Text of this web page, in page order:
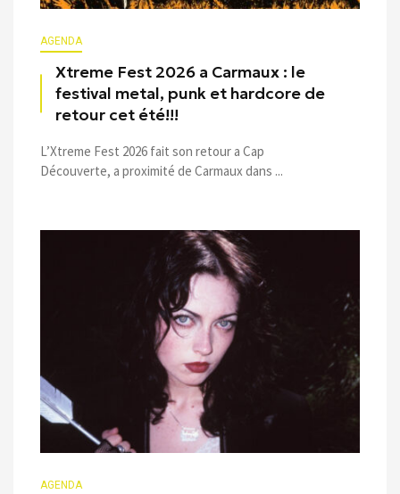
AGENDA
Xtreme Fest 2026 a Carmaux : le
festival metal, punk et hardcore de
retour cet été!!!
L’Xtreme Fest 2026 fait son retour a Cap
Découverte, a proximité de Carmaux dans ...
AGENDA